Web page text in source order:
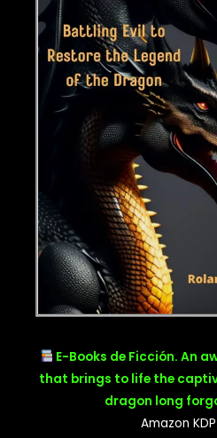
E-Books de Ficción. An
that brings to life the
dragon long
Amazon KDP